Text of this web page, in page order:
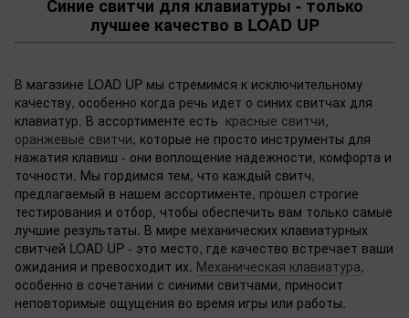
Синие свитчи для клавиатуры - только
лучшее качество в LOAD UP
В магазине LOAD UP мы стремимся к исключительному
качеству, особенно когда речь идет о синих свитчах для
клавиатур. В ассортименте есть красные свитчи,
оранжевые свитчи, которые не просто инструменты для
нажатия клавиш - они воплощение надежности, комфорта и
точности. Мы гордимся тем, что каждый свитч,
предлагаемый в нашем ассортименте, прошел строгие
тестирования и отбор, чтобы обеспечить вам только самые
лучшие результаты. В мире механических клавиатурных
свитчей LOAD UP - это место, где качество встречает ваши
ожидания и превосходит их. Механическая клавиатура,
особенно в сочетании с синими свитчами, приносит
неповторимые ощущения во время игры или работы.